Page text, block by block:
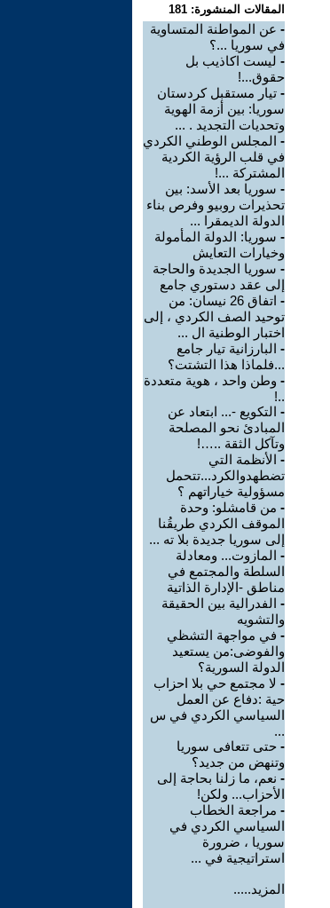
المقالات المنشورة: 181
- عن المواطنة المتساوية
في سوريا ...؟
- ليست اكاذيب بل
حقوق...!
- تيار مستقبل كردستان
سوريا: بين أزمة الهوية
وتحديات التجديد . ...
- المجلس الوطني الكردي
في قلب الرؤية الكردية
المشتركة ...!
- سوريا بعد الأسد: بين
تحذيرات روبيو وفرص بناء
الدولة الديمقرا ...
- سوريا: الدولة المأمولة
وخيارات التعايش
- سوريا الجديدة والحاجة
إلى عقد دستوري جامع
-
اتفاق 26 نيسان: من
توحيد الصف الكردي ، إلى
اختبار الوطنية ال ...
- البارزانية تيار جامع
...فلماذا هذا التشتت؟
- وطن واحد ، هوية متعددة
..!
- التكويع -... ابتعاد عن
المبادئ نحو المصلحة
وتآكل الثقة ..…!
- الأنظمة التي
تضطهدوالكرد...تتحمل
مسؤولية خياراتهم ؟
- من قامشلو: وحدة
الموقف الكردي طريقُنا
إلى سوريا جديدة بلا ته ...
- المازوت... ومعادلة
السلطة والمجتمع في
مناطق -الإدارة الذاتية
- الفدرالية بين الحقيقة
والتشويه
- في مواجهة التشظي
والفوضى:من يستعيد
الدولة السورية؟
- لا مجتمع حي بلا احزاب
حية :دفاع عن العمل
السياسي الكردي في س
...
- حتى تتعافى سوريا
وتنهض من جديد؟
- نعم، ما زلنا بحاجة إلى
الأحزاب... ولكن!
- مراجعة الخطاب
السياسي الكردي في
سوريا ، ضرورة
استراتيجية في ...
المزيد.....